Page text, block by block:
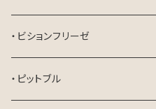
・ビションフリーゼ
・ピットブル